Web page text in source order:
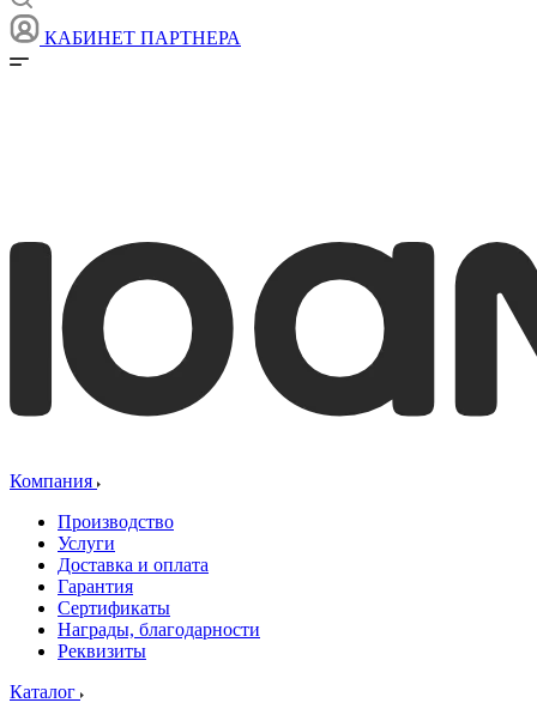
КАБИНЕТ ПАРТНЕРА
Компания
Производство
Услуги
Доставка и оплата
Гарантия
Сертификаты
Награды, благодарности
Реквизиты
Каталог